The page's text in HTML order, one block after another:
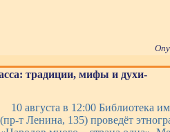
традиции, мифы и духи-
10 августа в 12:00 Библиотека
(пр-т Ленина, 135) проведёт